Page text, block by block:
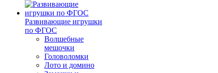
Развивающие игрушки
по ФГОС
Волшебные
мешочки
Головоломки
Лото и домино